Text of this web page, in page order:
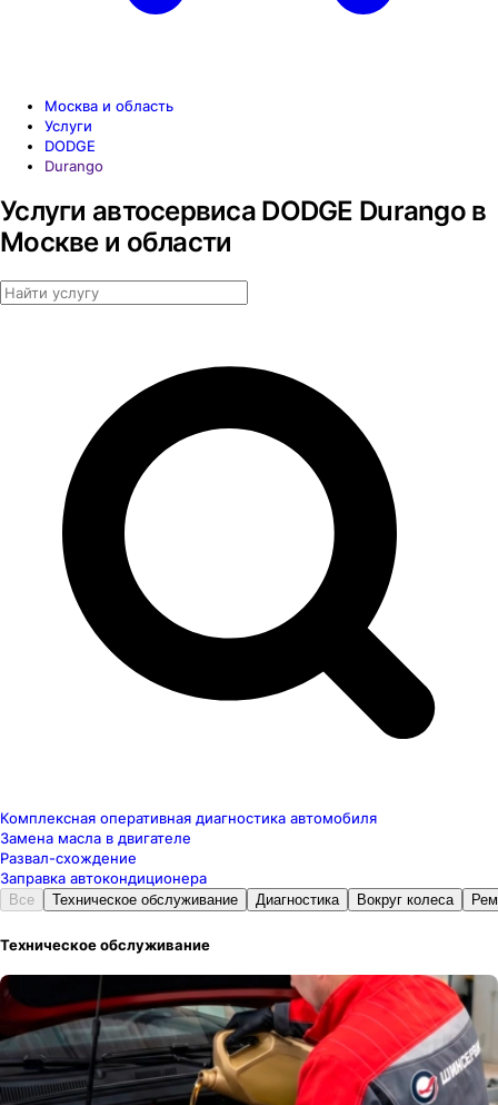
Москва и область
Услуги
DODGE
Durango
Услуги автосервиса DODGE Durango в
Москве и области
Комплексная оперативная диагностика автомобиля
Замена масла в двигателе
Развал-схождение
Заправка автокондиционера
Все Техническое обслуживание Диагностика Вокруг колеса
Техническое обслуживание